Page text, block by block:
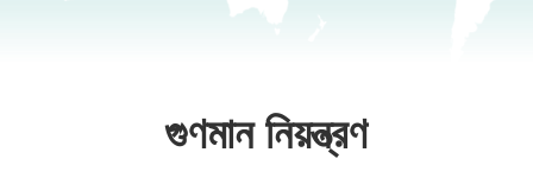
গুণমান নিয়ন্ত্রণ